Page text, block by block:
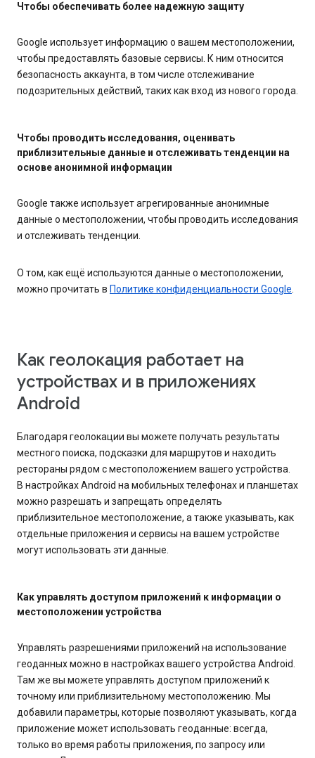
Чтобы обеспечивать более надежную защиту
Google использует информацию о вашем местоположении,
чтобы предоставлять базовые сервисы. К ним относится
безопасность аккаунта, в том числе отслеживание
подозрительных действий, таких как вход из нового города.
Чтобы проводить исследования, оценивать
приблизительные данные и отслеживать тенденции на
основе анонимной информации
Google также использует агрегированные анонимные
данные о местоположении, чтобы проводить исследования
и отслеживать тенденции.
О том, как ещё используются данные о местоположении,
можно прочитать в Политике конфиденциальности Google
Как геолокация работает на
устройствах и в приложениях
Android
Благодаря геолокации вы можете получать результаты
местного поиска, подсказки для маршрутов и находить
рестораны рядом с местоположением вашего устройства.
В настройках Android на мобильных телефонах и планшетах
можно разрешать и запрещать определять
приблизительное местоположение, а также указывать, как
отдельные приложения и сервисы на вашем устройстве
могут использовать эти данные.
Как управлять доступом приложений к информации о
местоположении устройства
Управлять разрешениями приложений на использование
геоданных можно в настройках вашего устройства Android.
Там же вы можете управлять доступом приложений к
точному или приблизительному местоположению. Мы
добавили параметры, которые позволяют указывать, когда
приложение может использовать геоданные: всегда,
только во время работы приложения, по запросу или